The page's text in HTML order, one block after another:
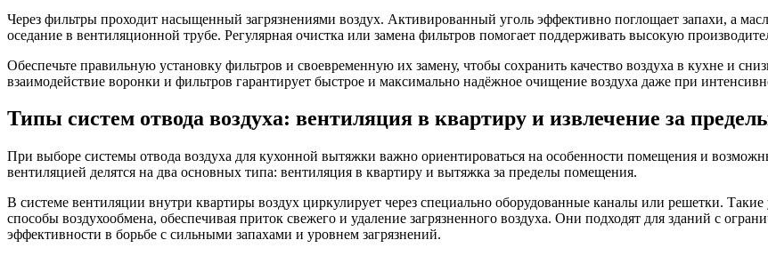
Через фильтры проходит насыщенный загрязнениями воздух. Активированный уголь эффективно поглощает запахи, а
оседание в вентиляционной трубе. Регулярная очистка или замена фильтров помогает поддерживать высокую
Обеспечьте правильную установку фильтров и своевременную их замену, чтобы сохранить качество воздуха в кухне и
взаимодействие воронки и фильтров гарантирует быстрое и максимально надёжное очищение воздуха даже при
Типы систем отвода воздуха: вентиляция в квартиру и извлечение за
При выборе системы отвода воздуха для кухонной вытяжки важно ориентироваться на особенности помещения и
вентиляцией делятся на два основных типа: вентиляция в квартиру и вытяжка за пределы помещения.
В системе вентиляции внутри квартиры воздух циркулирует через специально оборудованные каналы или решетки.
способы воздухообмена, обеспечивая приток свежего и удаление загрязненного воздуха. Они подходят для зданий с
эффективности в борьбе с сильными запахами и уровнем загрязнений.